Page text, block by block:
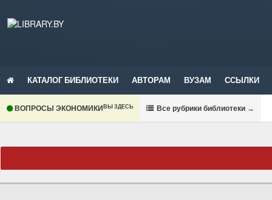
КАТАЛОГ БИБЛИОТЕКИ АВТОРАМ ВУЗАМ ССЫЛКИ
ВОПРОСЫ ЭКОНОМИКИВЫ ЗДЕСЬ Все рубрики библиотеки →